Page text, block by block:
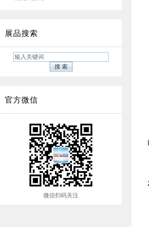
展品搜索
官方微信
微信扫码关注